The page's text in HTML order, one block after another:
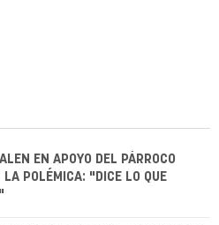
EN APOYO DEL PÁRROCO
POLÉMICA: "DICE LO QUE